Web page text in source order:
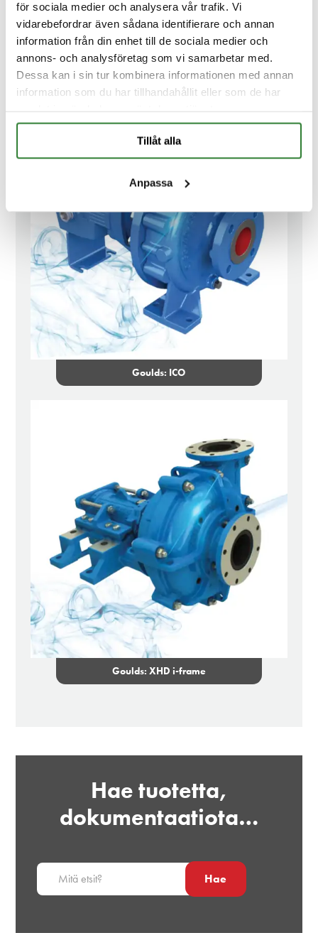
för sociala medier och analysera vår trafik. Vi
vidarebefordrar även sådana identifierare och annan
information från din enhet till de sociala medier och
annons- och analysföretag som vi samarbetar med.
Dessa kan i sin tur kombinera informationen med annan
information som du har tillhandahållit eller som de har
Tillåt alla
Anpassa
Goulds: ICM, ICMB
Goulds: ICO
Goulds: XHD i-frame
Hae tuotetta,
dokumentaatiota…
Hae